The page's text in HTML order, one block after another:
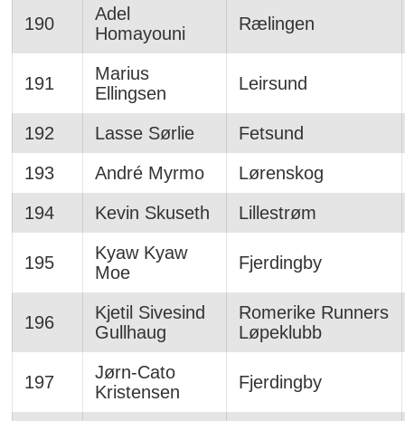
190
Adel
Homayouni
Rælingen
191
Marius
Ellingsen
Leirsund
192 Lasse Sørlie
Fetsund
193
André Myrmo
Lørenskog
194
Kevin Skuseth Lillestrøm
195
Kyaw Kyaw
Moe
Fjerdingby
196
Kjetil Sivesind
Gullhaug
Romerike Runners
Løpeklubb
197
Jørn-Cato
Kristensen
Fjerdingby